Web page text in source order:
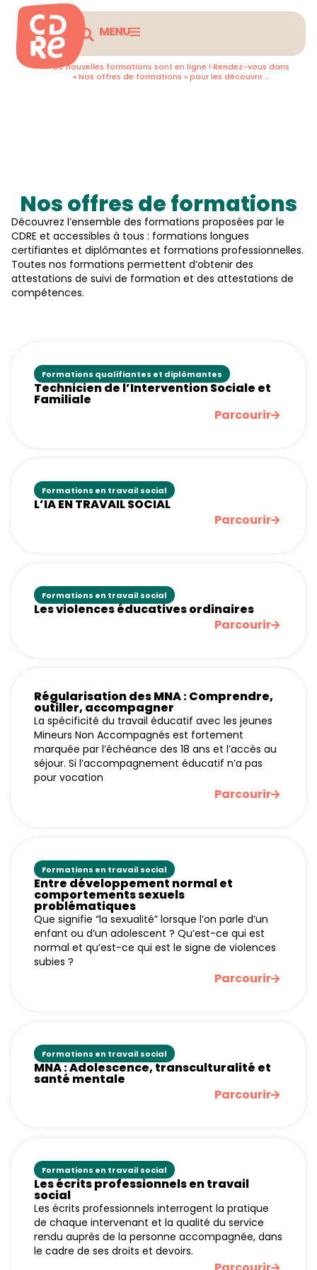
MENU
De nouvelles formations sont en ligne ! Rendez-vous dans
« Nos offres de formations » pour les découvrir …
Nos offres de formations
Découvrez l’ensemble des formations proposées par le
CDRE et accessibles à tous : formations longues
certifiantes et diplômantes et formations professionnelles.
Toutes nos formations permettent d’obtenir des
attestations de suivi de formation et des attestations de
compétences.
Formations qualifiantes et diplômantes
Technicien de l’Intervention Sociale et
Familiale
Parcourir
Formations en travail social
L’IA EN TRAVAIL SOCIAL
Parcourir
Formations en travail social
Les violences éducatives ordinaires
Parcourir
Régularisation des MNA : Comprendre,
outiller, accompagner
La spécificité du travail éducatif avec les jeunes
Mineurs Non Accompagnés est fortement
marquée par l’échéance des 18 ans et l’accès au
séjour. Si l’accompagnement éducatif n’a pas
pour vocation
Parcourir
Formations en travail social
Entre développement normal et
comportements sexuels
problématiques
Que signifie “la sexualité” lorsque l’on parle d’un
enfant ou d’un adolescent ? Qu’est-ce qui est
normal et qu’est-ce qui est le signe de violences
subies ?
Parcourir
Formations en travail social
MNA : Adolescence, transculturalité et
santé mentale
Parcourir
Formations en travail social
Les écrits professionnels en travail
social
Les écrits professionnels interrogent la pratique
de chaque intervenant et la qualité du service
rendu auprès de la personne accompagnée, dans
le cadre de ses droits et devoirs.